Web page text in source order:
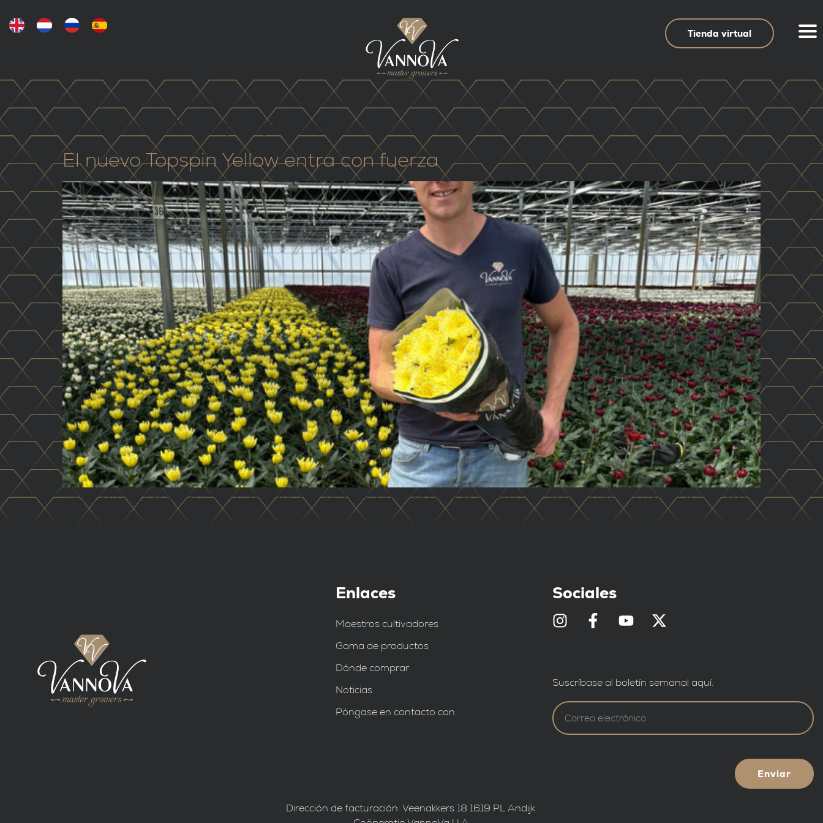
Tienda virtual
Etiqueta:topspinyellow
El nuevo Topspin Yellow entra con fuerza
A partir del lunes 4 de agosto, J&A Flowers introducirá una llamativa novedad dentro de la exitosa línea Topspin de VannoVa Master Growers: Topspin
Yellow.
Enlaces
Maestros cultivadores
Gama de productos
Dónde comprar
Noticias
Póngase en contacto con
Sociales
Suscríbase al boletín semanal aquí.
Enviar
Dirección de facturación: Veenakkers 18 1619 PL Andijk